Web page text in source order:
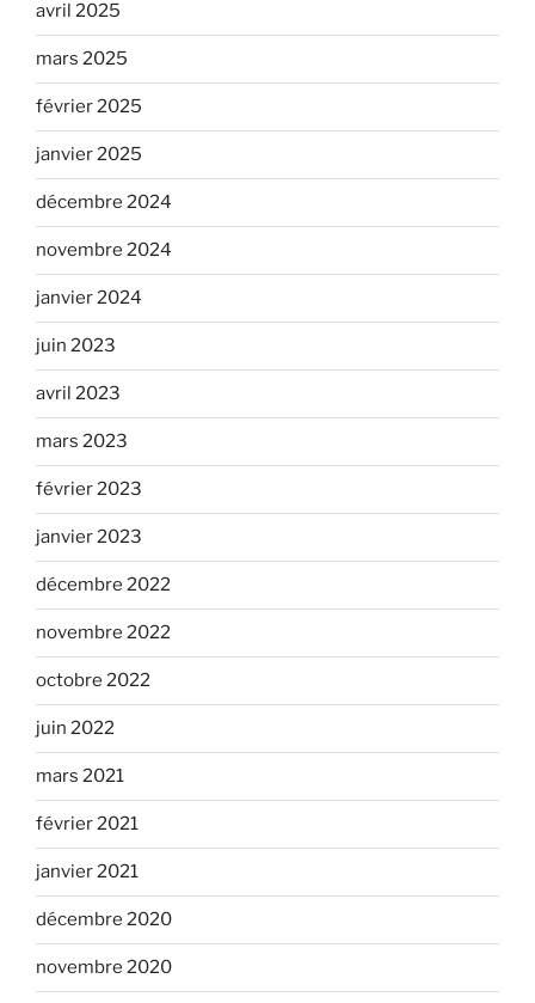
avril 2025
mars 2025
février 2025
janvier 2025
décembre 2024
novembre 2024
janvier 2024
juin 2023
avril 2023
mars 2023
février 2023
janvier 2023
décembre 2022
novembre 2022
octobre 2022
juin 2022
mars 2021
février 2021
janvier 2021
décembre 2020
novembre 2020